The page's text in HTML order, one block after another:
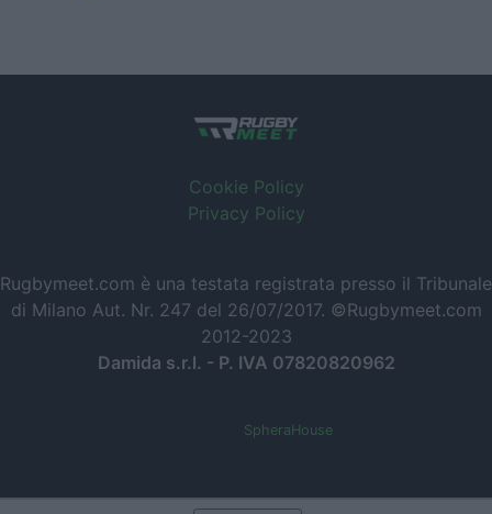
Cookie Policy
Privacy Policy
Rugbymeet.com è una testata registrata presso il Tribunale
di Milano Aut. Nr. 247 del 26/07/2017. ©Rugbymeet.com
2012-2023
Damida s.r.l. - P. IVA 07820820962
SpheraHouse